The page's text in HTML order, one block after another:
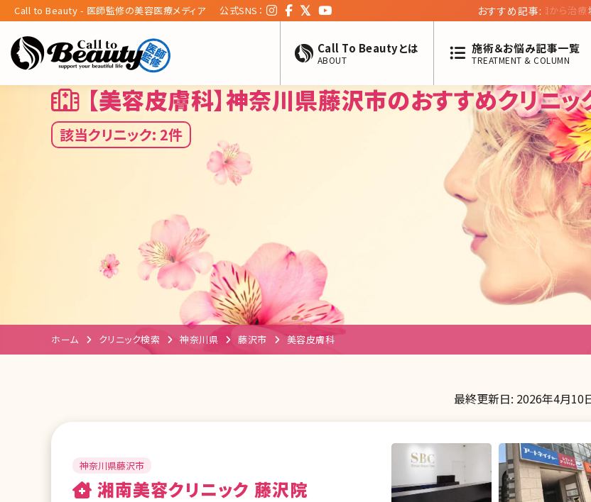
Call to Beauty - 医師監修の美容医療メディア 公式SNS： おすすめ記事:
塩顔の芸
Call To Beautyとは
ABOUT
施術＆お悩み記事一覧
TREATMENT & COLUMN
【美容皮膚科】神奈川県藤沢市のおすすめクリニッ
該当クリニック: 2件
ホーム クリニック検索 神奈川県 藤沢市 美容皮膚科
最終更新日: 2026年4月10
神奈川県藤沢市
湘南美容クリニック 藤沢院